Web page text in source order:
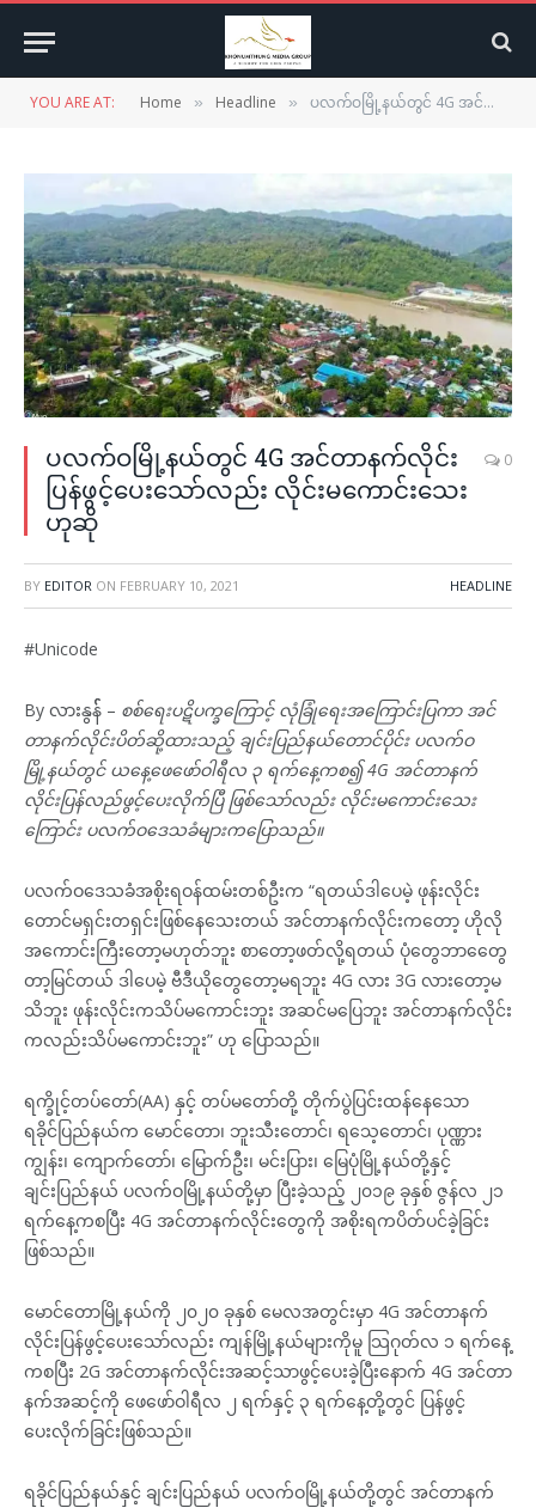
YOU ARE AT: Home » Headline » ပလက်ဝမြို့နယ်တွင် 4G အင်တာနက်လိုင်းပြန်ဖွင့်ပေးသော်လည်း လိုင်းမကောင်းသေးဟုဆို
ပလက်ဝမြို့နယ်တွင် 4G အင်တာနက်လိုင်း
ပြန်ဖွင့်ပေးသော်လည်း လိုင်းမကောင်းသေး
ဟုဆို
0
BY EDITOR ON FEBRUARY 10, 2021 HEADLINE
#Unicode
By လားနွန်် – စစ်ရေးပဋိပက္ခကြောင့် လုံခြုံရေးအကြောင်းပြကာ အင်
တာနက်လိုင်းပိတ်ဆို့ထားသည့် ချင်းပြည်နယ်တောင်ပိုင်း ပလက်ဝ
မြို့နယ်တွင် ယနေ့ဖေဖော်ဝါရီလ ၃ ရက်နေ့ကစ၍ 4G အင်တာနက်
လိုင်းပြန်လည်ဖွင့်ပေးလိုက်ပြီ ဖြစ်သော်လည်း လိုင်းမကောင်းသေး
ကြောင်း ပလက်ဝဒေသခံများကပြောသည်။
ပလက်ဝဒေသခံအစိုးရဝန်ထမ်းတစ်ဦးက “ရတယ်ဒါပေမဲ့ ဖုန်းလိုင်း
တောင်မရှင်းတရှင်းဖြစ်နေသေးတယ် အင်တာနက်လိုင်းကတော့ ဟိုလို
အကောင်းကြီးတော့မဟုတ်ဘူး စာတော့ဖတ်လို့ရတယ် ပုံတွေဘာတွေေ
တာ့မြင်တယ် ဒါပေမဲ့ ဗီဒီယိုတွေတော့မရဘူး 4G လား 3G လားတော့မ
သိဘူး ဖုန်းလိုင်းကသိပ်မကောင်းဘူး အဆင်မပြေဘူး အင်တာနက်လိုင်း
ကလည်းသိပ်မကောင်းဘူး” ဟု ပြောသည်။
ရက္ခိုင့်တပ်တော်(AA) နှင့် တပ်မတော်တို့ တိုက်ပွဲပြင်းထန်နေသော
ရခိုင်ပြည်နယ်က မောင်တော၊ ဘူးသီးတောင်၊ ရသေ့တောင်၊ ပုဏ္ဏား
ကျွန်း၊ ကျောက်တော်၊ မြောက်ဦး၊ မင်းပြား၊ မြေပုံမြို့နယ်တို့နှင့်
ချင်းပြည်နယ် ပလက်ဝမြို့နယ်တို့မှာ ပြီးခဲ့သည့် ၂၀၁၉ ခုနှစ် ဇွန်လ ၂၁
ရက်နေ့ကစပြီး 4G အင်တာနက်လိုင်းတွေကို အစိုးရကပိတ်ပင်ခဲ့ခြင်း
ဖြစ်သည်။
မောင်တောမြို့နယ်ကို ၂၀၂၀ ခုနှစ် မေလအတွင်းမှာ 4G အင်တာနက်
လိုင်းပြန်ဖွင့်ပေးသော်လည်း ကျန်မြို့နယ်များကိုမူ သြဂုတ်လ ၁ ရက်နေ့
ကစပြီး 2G အင်တာနက်လိုင်းအဆင့်သာဖွင့်ပေးခဲ့ပြီးနောက် 4G အင်တာ
နက်အဆင့်ကို ဖေဖော်ဝါရီလ ၂ ရက်နှင့် ၃ ရက်နေ့တို့တွင် ပြန်ဖွင့်
ပေးလိုက်ခြင်းဖြစ်သည်။
ရခိုင်ပြည်နယ်နှင့် ချင်းပြည်နယ် ပလက်ဝမြို့နယ်တို့တွင် အင်တာနက်